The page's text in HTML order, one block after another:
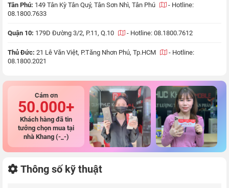
Tân Phú: 149 Tân Kỳ Tân Quý, Tân Sơn Nhì, Tân Phú - Hotline:
08.1800.7633
Quận 10: 179D Đường 3/2, P.11, Q.10 - Hotline: 08.1800.7612
Thủ Đức: 21 Lê Văn Việt, P.Tăng Nhơn Phú, Tp.HCM - Hotline:
08.1800.2021
Cám ơn
50.000+
Khách hàng đã tin
tưởng chọn mua tại
nhà Khang (-_-)
Thông số kỹ thuật